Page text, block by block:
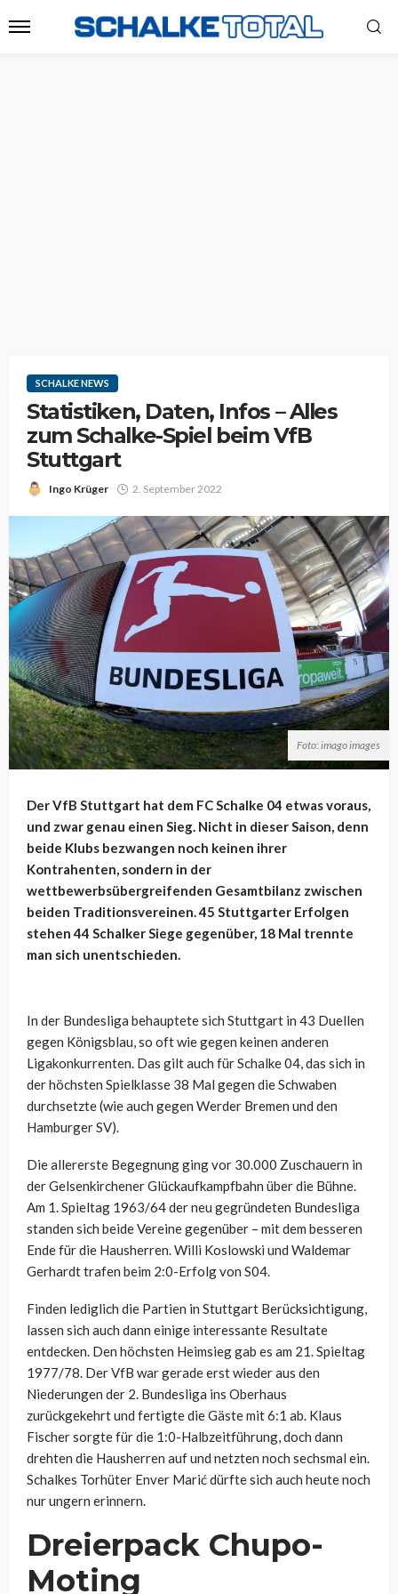
SCHALKE NEWS
Statistiken, Daten, Infos – Alles
zum Schalke-Spiel beim VfB
Stuttgart
Ingo Krüger 2. September 2022
Foto: imago images
Der VfB Stuttgart hat dem FC Schalke 04 etwas voraus,
und zwar genau einen Sieg. Nicht in dieser Saison, denn
beide Klubs bezwangen noch keinen ihrer
Kontrahenten, sondern in der
wettbewerbsübergreifenden Gesamtbilanz zwischen
beiden Traditionsvereinen. 45 Stuttgarter Erfolgen
stehen 44 Schalker Siege gegenüber, 18 Mal trennte
man sich unentschieden.
In der Bundesliga behauptete sich Stuttgart in 43 Duellen
gegen Königsblau, so oft wie gegen keinen anderen
Ligakonkurrenten. Das gilt auch für Schalke 04, das sich in
der höchsten Spielklasse 38 Mal gegen die Schwaben
durchsetzte (wie auch gegen Werder Bremen und den
Hamburger SV).
Die allererste Begegnung ging vor 30.000 Zuschauern in
der Gelsenkirchener Glückaufkampfbahn über die Bühne.
Am 1. Spieltag 1963/64 der neu gegründeten Bundesliga
standen sich beide Vereine gegenüber – mit dem besseren
Ende für die Hausherren. Willi Koslowski und Waldemar
Gerhardt trafen beim 2:0-Erfolg von S04.
Finden lediglich die Partien in Stuttgart Berücksichtigung,
lassen sich auch dann einige interessante Resultate
entdecken. Den höchsten Heimsieg gab es am 21. Spieltag
1977/78. Der VfB war gerade erst wieder aus den
Niederungen der 2. Bundesliga ins Oberhaus
zurückgekehrt und fertigte die Gäste mit 6:1 ab. Klaus
Fischer sorgte für die 1:0-Halbzeitführung, doch dann
drehten die Hausherren auf und netzten noch sechsmal ein.
Schalkes Torhüter Enver Marić dürfte sich auch heute noch
nur ungern erinnern.
Dreierpack Chupo-
Moting